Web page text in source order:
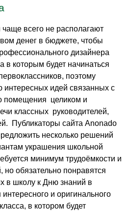
всего не располагают
денег в бюджете, чтобы
дизайнера
в которым будет начинаться
поэтому
интересных идей связанных с
помещения целиком и
классных руководителей,
Публикаторы сайта Anonado
несколько решений
украшения школьной
минимум трудоёмкости и
обязательно понравятся
в школу к Дню знаний в
и оригинального
в котором будет